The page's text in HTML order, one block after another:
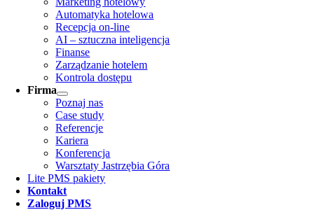
Automatyka hotelowa
Recepcja on-line
AI – sztuczna inteligencja
Finanse
Zarządzanie hotelem
Kontrola dostępu
Firma
Poznaj nas
Case study
Referencje
Kariera
Konferencja
Warsztaty Jastrzębia Góra
Lite PMS pakiety
Kontakt
Zaloguj PMS